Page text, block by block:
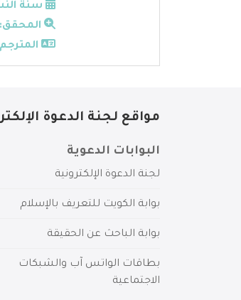
سنة
المحقق:
مواقع لجنة الدعوة
البوابات الدعوية
لجنة الدعوة الإلكترونية
بوابة الكويت للتعريف بالإسلام
بوابة الباحث عن الحقيقة
بطاقات الواتس آب والشبكات
الاجتماعية